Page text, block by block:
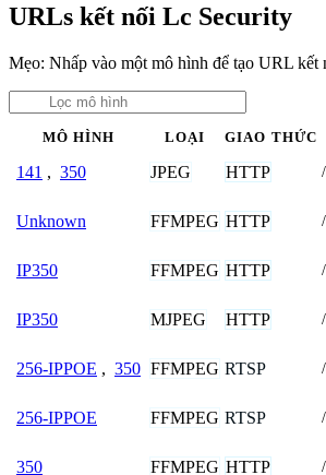
URLs kết nối Lc Security
Mẹo: Nhấp vào một mô hình để tạo URL kết
MÔ HÌNH LOẠI GIAO THỨC
141 , 350 JPEG HTTP
Unknown FFMPEG HTTP
IP350 FFMPEG HTTP
IP350 MJPEG HTTP
256-IPPOE , 350 FFMPEG RTSP
256-IPPOE FFMPEG RTSP
350 FFMPEG HTTP